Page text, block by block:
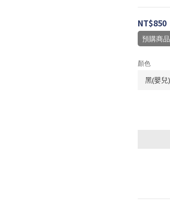
NT$850
預購商品
顏色